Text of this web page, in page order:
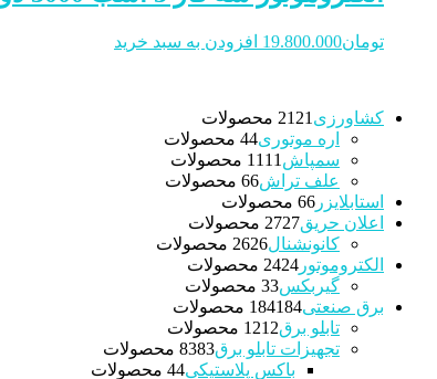
تومان19.800.000 افزودن به سبد خرید
کشاورزی 21 21 محصولات
اره موتوری 44 محصولات
سمپاش
11 11 محصولات
علف تراش 66 محصولات
استابلایزر
66 محصولات
اعلان حریق
2727 محصولات
کانونشنال
2626 محصولات
الکتروموتور
2424 محصولات
گیربکس 33 محصولات
برق صنعتی
184184 محصولات
تابلو برق
1212 محصولات
تجهیزات تابلو برق
8383 محصولات
باکس پلاستیکی 44 محصولات